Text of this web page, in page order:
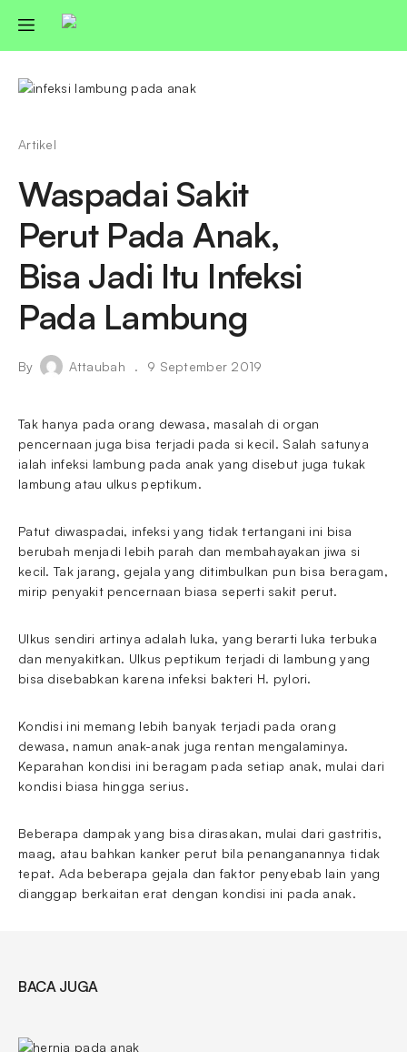
Artikel
Waspadai Sakit
Perut Pada Anak,
Bisa Jadi Itu Infeksi
Pada Lambung
By Attaubah 9 September 2019
Tak hanya pada orang dewasa, masalah di organ
pencernaan juga bisa terjadi pada si kecil. Salah satunya
ialah infeksi lambung pada anak yang disebut juga tukak
lambung atau ulkus peptikum.
Patut diwaspadai, infeksi yang tidak tertangani ini bisa
berubah menjadi lebih parah dan membahayakan jiwa si
kecil. Tak jarang, gejala yang ditimbulkan pun bisa beragam,
mirip penyakit pencernaan biasa seperti sakit perut.
Ulkus sendiri artinya adalah luka, yang berarti luka terbuka
dan menyakitkan. Ulkus peptikum terjadi di lambung yang
bisa disebabkan karena infeksi bakteri H. pylori.
Kondisi ini memang lebih banyak terjadi pada orang
dewasa, namun anak-anak juga rentan mengalaminya.
Keparahan kondisi ini beragam pada setiap anak, mulai dari
kondisi biasa hingga serius.
Beberapa dampak yang bisa dirasakan, mulai dari gastritis,
maag, atau bahkan kanker perut bila penanganannya tidak
tepat. Ada beberapa gejala dan faktor penyebab lain yang
dianggap berkaitan erat dengan kondisi ini pada anak.
BACA JUGA